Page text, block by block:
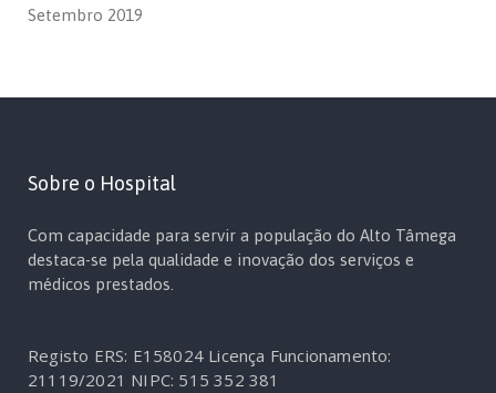
Setembro 2019
Sobre o Hospital
Com capacidade para servir a população do Alto Tâmega
destaca-se pela qualidade e inovação dos serviços e
médicos prestados.
Registo ERS: E158024 Licença Funcionamento:
21119/2021 NIPC: 515 352 381